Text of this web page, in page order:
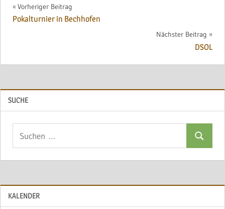
Beitragsnavigation
Vorheriger Beitrag
Pokalturnier in Bechhofen
Nächster Beitrag
DSOL
SUCHE
Suchen
KALENDER